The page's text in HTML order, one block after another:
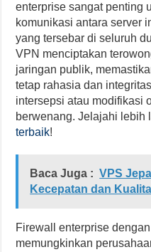
enterprise sangat penting
komunikasi antara server
yang tersebar di seluruh
VPN menciptakan
jaringan publik,
tetap rahasia dan
intersepsi atau modifikasi
berwenang. Jelajahi lebih
terbaik!
Baca Juga : VPS
Kecepatan dan
Firewall enterprise
memungkinkan